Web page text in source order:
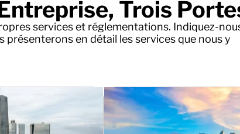
Trois
services et réglementations. Indiquez-
présenterons en détail les services que nous y